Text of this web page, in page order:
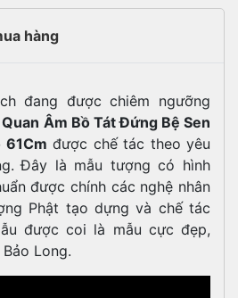
hàng
đang được chiêm ngưỡng
Âm Bồ Tát Đứng Bệ Sen
61Cm được chế tác theo yêu
Đây là mẫu tượng có hình
được chính các nghệ nhân
Phật tạo dựng và chế tác
được coi là mẫu cực đẹp,
Long.